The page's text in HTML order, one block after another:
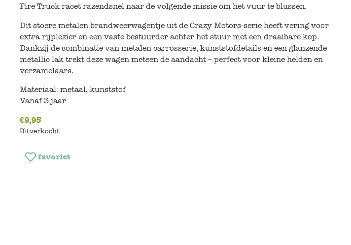
Fire Truck racet razendsnel naar de volgende missie om het vuur te blussen.
Dit stoere metalen brandweerwagentje uit de Crazy Motors-serie heeft vering voor
extra rijplezier en een vaste bestuurder achter het stuur met een draaibare kop.
Dankzij de combinatie van metalen carrosserie, kunststofdetails en een glanzende
metallic lak trekt deze wagen meteen de aandacht – perfect voor kleine helden en
verzamelaars.
Materiaal: metaal, kunststof
Vanaf 3 jaar
€9,95
Uitverkocht
favoriet